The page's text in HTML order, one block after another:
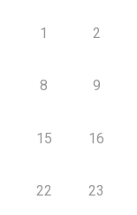
1 2
8 9
15 16
22 23